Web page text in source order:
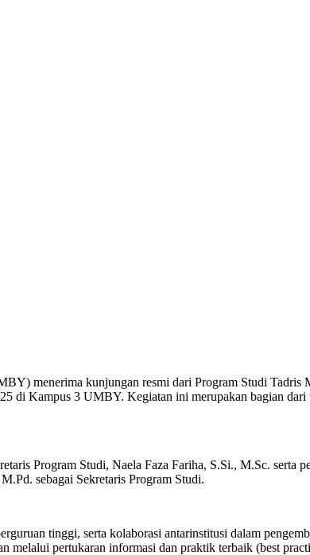
menerima kunjungan resmi dari Program Studi
di Kampus 3 UMBY. Kegiatan ini merupakan bagian
Program Studi, Naela Faza Fariha, S.Si., M.Sc. serta
sebagai Sekretaris Program Studi.
tinggi, serta kolaborasi antarinstitusi dalam
melalui pertukaran informasi dan praktik terbaik (best